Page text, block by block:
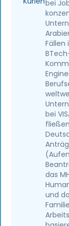
bei
Fällen
bei
das
und